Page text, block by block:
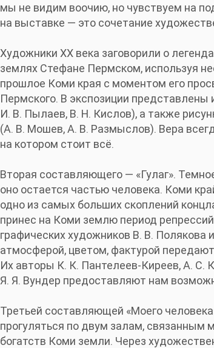
мы не видим воочию, но чувствуем на
на выставке — это сочетание
Художники XX века заговорили о
землях Стефане Пермском, используя
прошлое Коми края с моментом его
Пермского. В экспозиции представлены
И. В. Пылаев, В. Н. Кислов), а также
(А. В. Мошев, А. В. Размыслов). Вера
на котором стоит всё.
Вторая составляющего — «Гулаг».
оно остается частью человека. Коми
одно из самых больших скоплений
принес на Коми землю период
графических художников В. В.
атмосферой, цветом, фактурой
Их авторы К. К. Пантелеев-Киреев, А. С.
Я. Я. Вундер предоставляют нам
Третьей составляющей «Моего
прогуляться по двум залам, связанным
богатств Коми земли. Через